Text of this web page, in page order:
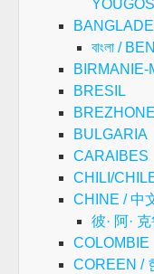
বাংলা /
BRESIL
BULGARIA
CARAIBES
CHILI/
CHINE / 中
彼· 阿·
COLOMBIE
COREEN /